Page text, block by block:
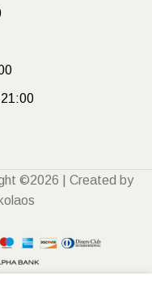
©2026 | Created by